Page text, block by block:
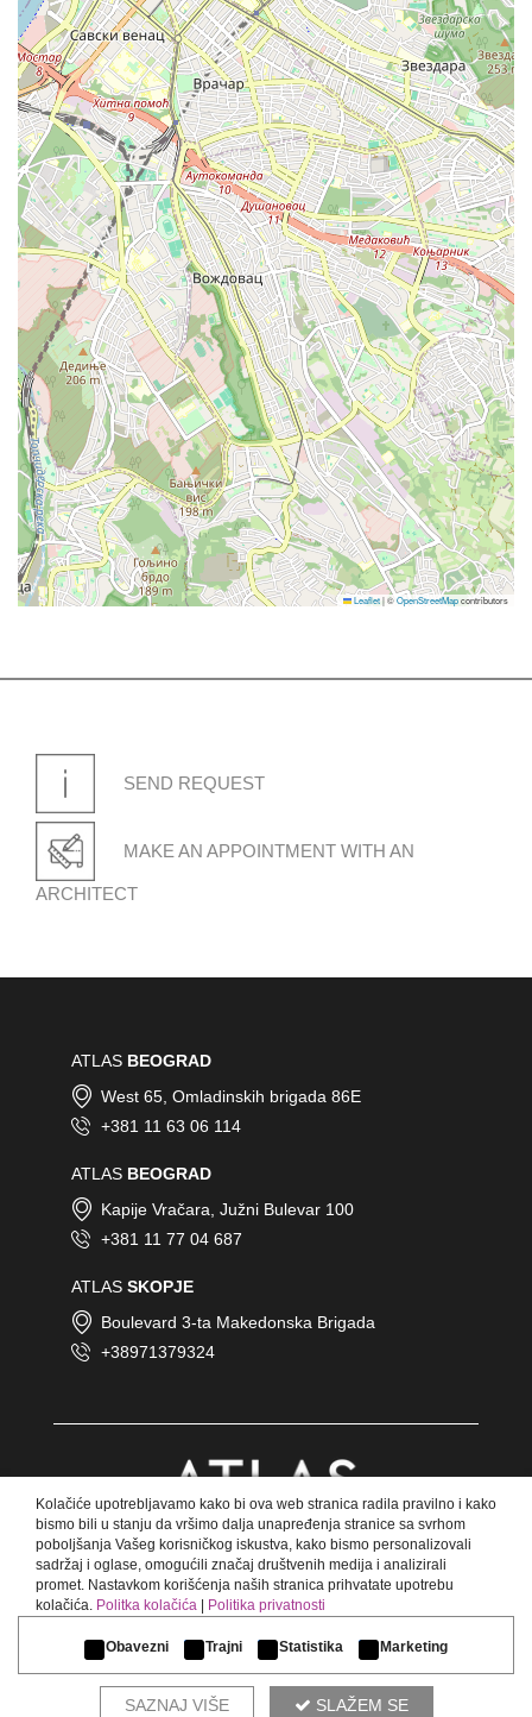
Rožňavská 1, 831 04 Bratislava, - Bratislava
BRNO
VIDENSKA 153/119 b - BRNO
DUBROVNIK
Gornja Čibača 8, Mlini - Dubrovnik
GNJILANE
GRADAČAC
Ormanica bb - Gradačac
KRAGUJEVAC
MILOVANA GUŠIĆA 87B - Kragujevac
Fännstrasse 49 - Küssnacht am Rigi
LJUBLJANA
Lazarjeva ulica 12 - Ljubljana
Leaflet|©OpenStreetMapcontributors
SEND REQUEST
MAKE AN APPOINTMENT WITH AN
ARCHITECT
ATLAS BEOGRAD
West 65, Omladinskih brigada 86E
+381 11 63 06 114
ATLAS BEOGRAD
Kapije Vračara, Južni Bulevar 100
+381 11 77 04 687
ATLAS SKOPJE
Boulevard 3-ta Makedonska Brigada
+38971379324
Sva prava zadržana.
Kolačiće upotrebljavamo kako bi ova web stranica radila pravilno i kako
bismo bili u stanju da vršimo dalja unapređenja stranice sa svrhom
poboljšanja Vašeg korisničkog iskustva, kako bismo personalizovali
sadržaj i oglase, omogućili značaj društvenih medija i analizirali
promet. Nastavkom korišćenja naših stranica prihvatate upotrebu
kolačića. Politka kolačića Politika privatnosti
Obavezni Trajni Statistika Marketing
SAZNAJ VIŠE SLAŽEM SE